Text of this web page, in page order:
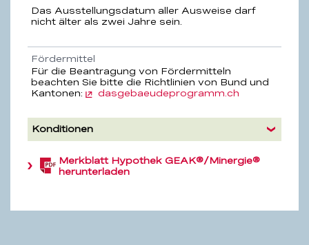
Das Ausstellungsdatum aller Ausweise darf
nicht älter als zwei Jahre sein.
Fördermittel
Für die Beantragung von Fördermitteln
beachten Sie bitte die Richtlinien von Bund und
Kantonen:
dasgebaeudeprogramm.ch
Konditionen
Merkblatt Hypothek GEAK®/Minergie®
herunterladen
(PDF,